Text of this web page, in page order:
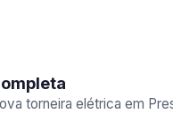
torneira elétrica em